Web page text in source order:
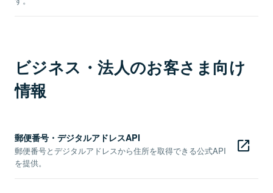
ビジネス・法人のお客さま向け
情報
郵便番号・デジタルアドレスAPI
郵便番号とデジタルアドレスから住所を取得できる公式API
を提供。